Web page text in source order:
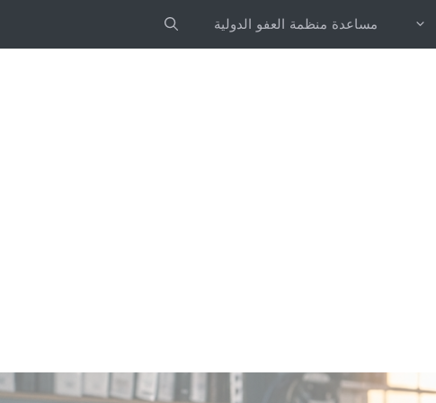
مساعدة منظمة العفو الدولية